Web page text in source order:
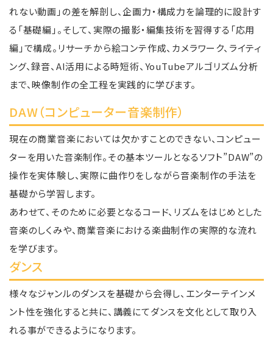
れない動画」の差を解剖し、企画力・構成力を論理的に設計す
る「基礎編」。そして、実際の撮影・編集技術を習得する「応用
編」で構成。リサーチから絵コンテ作成、カメラワーク、ライティ
ング、録音、AI活用による時短術、YouTubeアルゴリズム分析
まで、映像制作の全工程を実践的に学びます。
DAW（コンピューター音楽制作）
現在の商業音楽においては欠かすことのできない、コンピュー
ターを用いた音楽制作。その基本ツールとなるソフト”DAW”の
操作を実体験し、実際に曲作りをしながら音楽制作の手法を
基礎から学習します。
あわせて、そのために必要となるコード、リズムをはじめとした
音楽のしくみや、商業音楽における楽曲制作の実際的な流れ
を学びます。
ダンス
様々なジャンルのダンスを基礎から会得し、エンターテインメ
ント性を強化すると共に、講義にてダンスを文化として取り入
れる事ができるようになります。